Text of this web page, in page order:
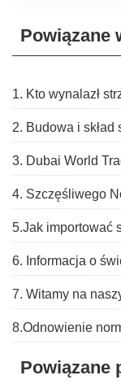
Powiązane
2. Budowa i
4. Szczęśliwego
5.Jak importować
6. Informacja o
7. Witamy na
8.Odnowienie
Powiązane